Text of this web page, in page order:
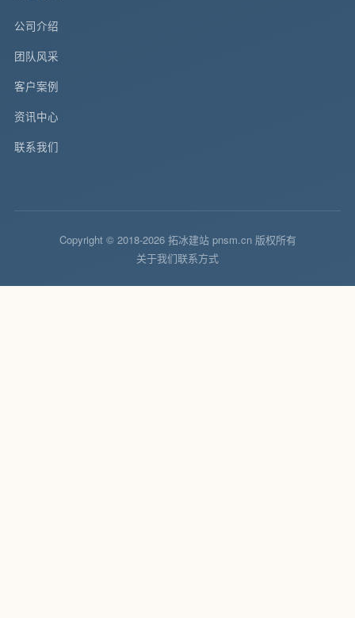
公司介绍
团队风采
客户案例
资讯中心
联系我们
Copyright © 2018-2026 拓冰建站 pnsm.cn 版权所有
关于我们联系方式